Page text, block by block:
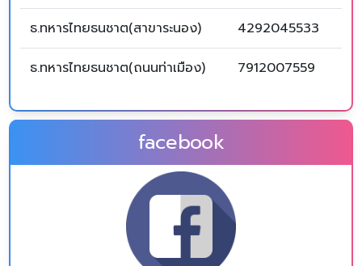
ธ.ทหารไทยธนชาต(สาขาระนอง) 4292045533
ธ.ทหารไทยธนชาต(ถนนท่าเมือง) 7912007559
facebook